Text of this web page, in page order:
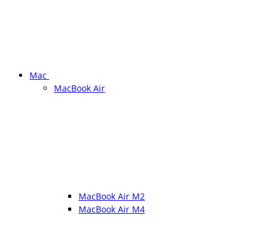
Mac
MacBook Air
MacBook Air M2
MacBook Air M4